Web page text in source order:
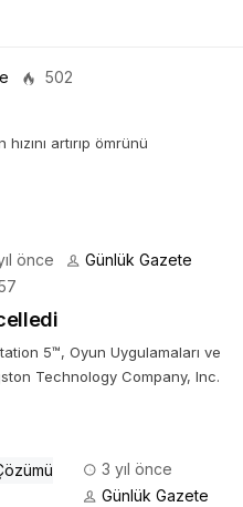
502
artırıp ömrünü
önce
Günlük Gazete
5™, Oyun Uygulamaları ve
Technology Company, Inc.
3 yıl önce
Günlük Gazete